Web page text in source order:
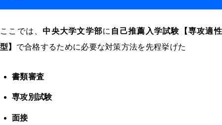
ここでは、中央大学文学部に 自己推薦入学試験【専攻適性
型】 で合格するために必要な対策方法を先程挙げた
書類審査
専攻別試験
面接